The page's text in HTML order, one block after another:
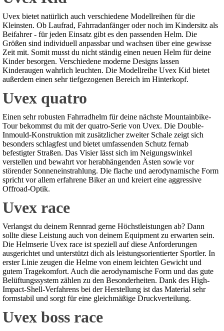
Uvex bietet natürlich auch verschiedene Modellreihen für die
Kleinsten. Ob Laufrad, Fahrradanfänger oder noch im Kindersitz als
Beifahrer - für jeden Einsatz gibt es den passenden Helm. Die
Größen sind individuell anpassbar und wachsen über eine gewisse
Zeit mit. Somit musst du nicht ständig einen neuen Helm für deine
Kinder besorgen. Verschiedene moderne Designs lassen
Kinderaugen wahrlich leuchten. Die Modellreihe Uvex Kid bietet
außerdem einen sehr tiefgezogenen Bereich im Hinterkopf.
Uvex quatro
Einen sehr robusten Fahrradhelm für deine nächste Mountainbike-
Tour bekommst du mit der quatro-Serie von Uvex. Die Double-
Inmould-Konstruktion mit zusätzlicher zweiter Schale zeigt sich
besonders schlagfest und bietet umfassenden Schutz fernab
befestigter Straßen. Das Visier lässt sich im Neigungswinkel
verstellen und bewahrt vor herabhängenden Ästen sowie vor
störender Sonneneinstrahlung. Die flache und aerodynamische Form
spricht vor allem erfahrene Biker an und kreiert eine aggressive
Offroad-Optik.
Uvex race
Verlangst du deinem Rennrad gerne Höchstleistungen ab? Dann
sollte diese Leistung auch von deinem Equipment zu erwarten sein.
Die Helmserie Uvex race ist speziell auf diese Anforderungen
ausgerichtet und unterstützt dich als leistungsorientierter Sportler. In
erster Linie zeugen die Helme von einem leichten Gewicht und
gutem Tragekomfort. Auch die aerodynamische Form und das gute
Belüftungssystem zählen zu den Besonderheiten. Dank des High-
Impact-Shell-Verfahrens bei der Herstellung ist das Material sehr
formstabil und sorgt für eine gleichmäßige Druckverteilung.
Uvex boss race